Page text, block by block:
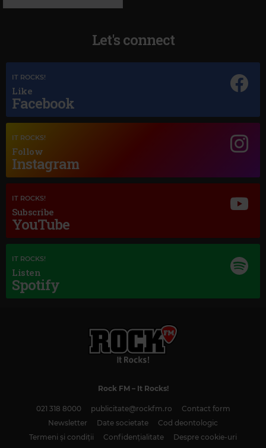
Magic Jazz
RAY CHARLES A SONG FOR YOU
Magic Classic Music
MAX BRUCH –SCOTTISH FANTASY FOR VIOLIN AND ORCHESTRA, OP. 46:
Let's connect
IT ROCKS!
Like
Facebook
IT ROCKS!
Follow
Instagram
IT ROCKS!
Subscribe
YouTube
IT ROCKS!
Listen
Spotify
Rock FM– It Rocks!
021 318 8000 publicitate@rockfm.ro
Contact form
Newsletter
Date societate
Cod deontologic
Termeni și condiții
Confidențialitate
Despre cookie-uri